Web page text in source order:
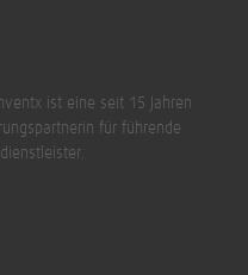
ist eine seit 15 Jahren
für führende